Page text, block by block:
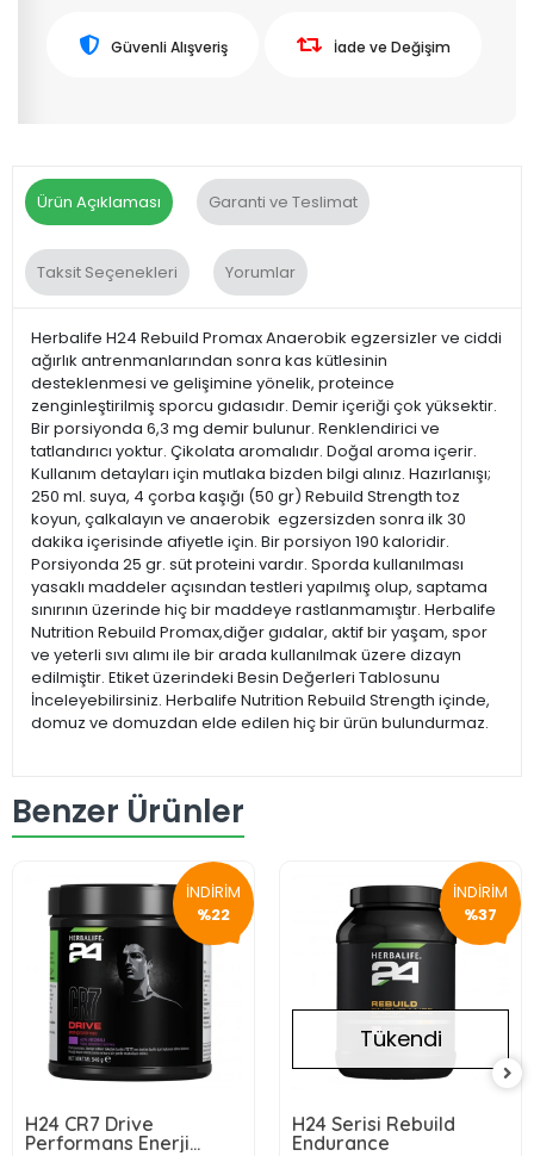
Güvenli Alışveriş İade ve Değişim
Ürün Açıklaması Garanti ve Teslimat
Taksit Seçenekleri Yorumlar
Herbalife H24 Rebuild Promax Anaerobik egzersizler ve ciddi
ağırlık antrenmanlarından sonra kas kütlesinin
desteklenmesi ve gelişimine yönelik, proteince
zenginleştirilmiş sporcu gıdasıdır. Demir içeriği çok yüksektir.
Bir porsiyonda 6,3 mg demir bulunur. Renklendirici ve
tatlandırıcı yoktur. Çikolata aromalıdır. Doğal aroma içerir.
Kullanım detayları için mutlaka bizden bilgi alınız. Hazırlanışı;
250 ml. suya, 4 çorba kaşığı (50 gr) Rebuild Strength toz
koyun, çalkalayın ve anaerobik egzersizden sonra ilk 30
dakika içerisinde afiyetle için. Bir porsiyon 190 kaloridir.
Porsiyonda 25 gr. süt proteini vardır. Sporda kullanılması
yasaklı maddeler açısından testleri yapılmış olup, saptama
sınırının üzerinde hiç bir maddeye rastlanmamıştır. Herbalife
Nutrition Rebuild Promax,diğer gıdalar, aktif bir yaşam, spor
ve yeterli sıvı alımı ile bir arada kullanılmak üzere dizayn
edilmiştir. Etiket üzerindeki Besin Değerleri Tablosunu
İnceleyebilirsiniz. Herbalife Nutrition Rebuild Strength içinde,
domuz ve domuzdan elde edilen hiç bir ürün bulundurmaz.
Benzer Ürünler
İNDİRİM
%22
H24 CR7 Drive
Performans Enerji
İNDİRİM
%37
Tükendi
H24 Serisi Rebuild
Endurance